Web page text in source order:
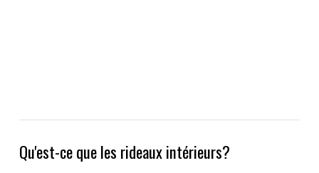
Qu'est-ce que les rideaux intérieurs?